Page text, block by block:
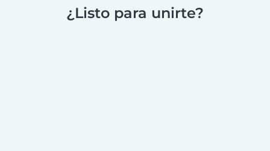
¿Listo para unirte?